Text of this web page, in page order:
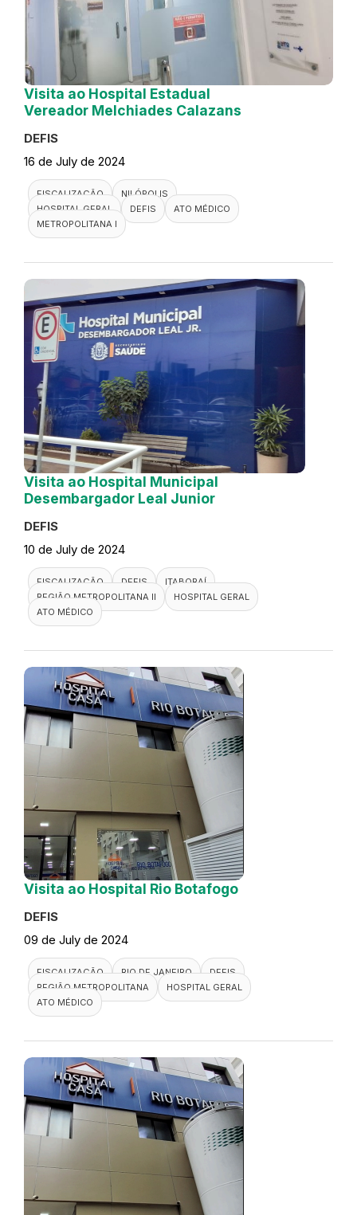
Visita ao Hospital Estadual
Vereador Melchiades Calazans
DEFIS
16 de July de 2024
FISCALIZAÇÃO
NILÓPOLIS
HOSPITAL GERAL
DEFIS
ATO MÉDICO
METROPOLITANA I
Visita ao Hospital Municipal
Desembargador Leal Junior
DEFIS
10 de July de 2024
FISCALIZAÇÃO DEFIS
ITABORAÍ
REGIÃO METROPOLITANA II
HOSPITAL GERAL
ATO MÉDICO
Visita ao Hospital Rio Botafogo
DEFIS
09 de July de 2024
FISCALIZAÇÃO RIO DE JANEIRO
DEFIS
REGIÃO METROPOLITANA
HOSPITAL GERAL
ATO MÉDICO